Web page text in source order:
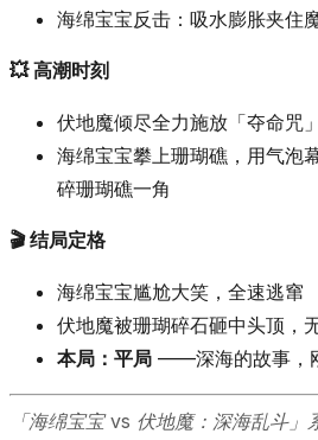
海绵宝宝反击：吸水膨胀夹住
💥 高潮时刻
伏地魔倾尽全力施放「夺命咒
海绵宝宝攀上珊瑚礁，用气
碎珊瑚礁一角
🎬 结局定格
海绵宝宝尴尬大笑，全速逃窜
伏地魔被珊瑚碎石砸中头顶，
本局：平局 ——深海的故事，
「海绵宝宝 vs 伏地魔：深海乱斗